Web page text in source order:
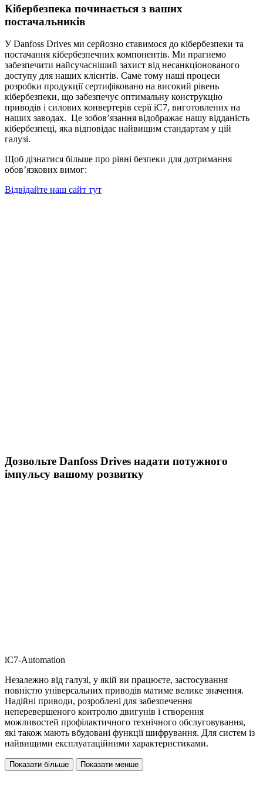
Кібербезпека починається з ваших
постачальників
У Danfoss Drives ми серйозно ставимося до кібербезпеки та
постачання кібербезпечних компонентів. Ми прагнемо
забезпечити найсучасніший захист від несанкціонованого
доступу для наших клієнтів. Саме тому наші процеси
розробки продукції сертифіковано на високий рівень
кібербезпеки, що забезпечує оптимальну конструкцію
приводів і силових конвертерів серії iC7, виготовлених на
наших заводах. Це зобов’язання відображає нашу відданість
кібербезпеці, яка відповідає найвищим стандартам у цій
галузі.
Щоб дізнатися більше про рівні безпеки для дотримання
обов’язкових вимог:
Відвідайте наш сайт тут
Дозвольте Danfoss Drives надати потужного
імпульсу вашому розвитку
iC7-Automation
Незалежно від галузі, у якій ви працюєте, застосування
повністю універсальних приводів матиме велике значення.
Надійні приводи, розроблені для забезпечення
неперевершеного контролю двигунів і створення
можливостей профілактичного технічного обслуговування,
які також мають вбудовані функції шифрування. Для систем із
найвищими експлуатаційними характеристиками.
Показати більше Показати менше